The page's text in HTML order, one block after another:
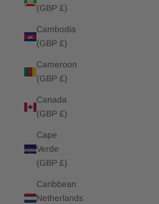
(GBP £)
Cambodia
(GBP £)
Cameroon
(GBP £)
Canada
(GBP £)
Cape
Verde
(GBP £)
Caribbean
Netherlands